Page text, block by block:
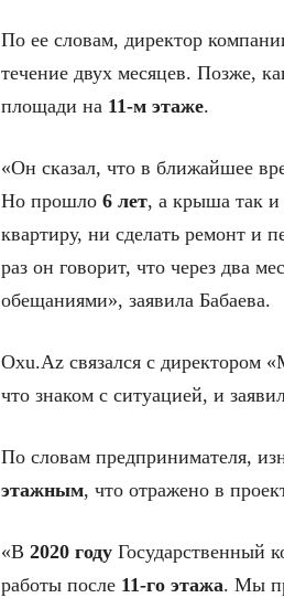
По ее словам, директор
течение двух месяцев. Позже,
площади на 11-м этаже.
«Он сказал, что в ближайшее
Но прошло 6 лет, а крыша так
квартиру, ни сделать ремонт и
раз он говорит, что через два
обещаниями», заявила Бабаева.
Oxu.Az связался с директором
что знаком с ситуацией, и
По словам предпринимателя,
этажным, что отражено в
«В 2020 году Государственный
работы после 11-го этажа. Мы